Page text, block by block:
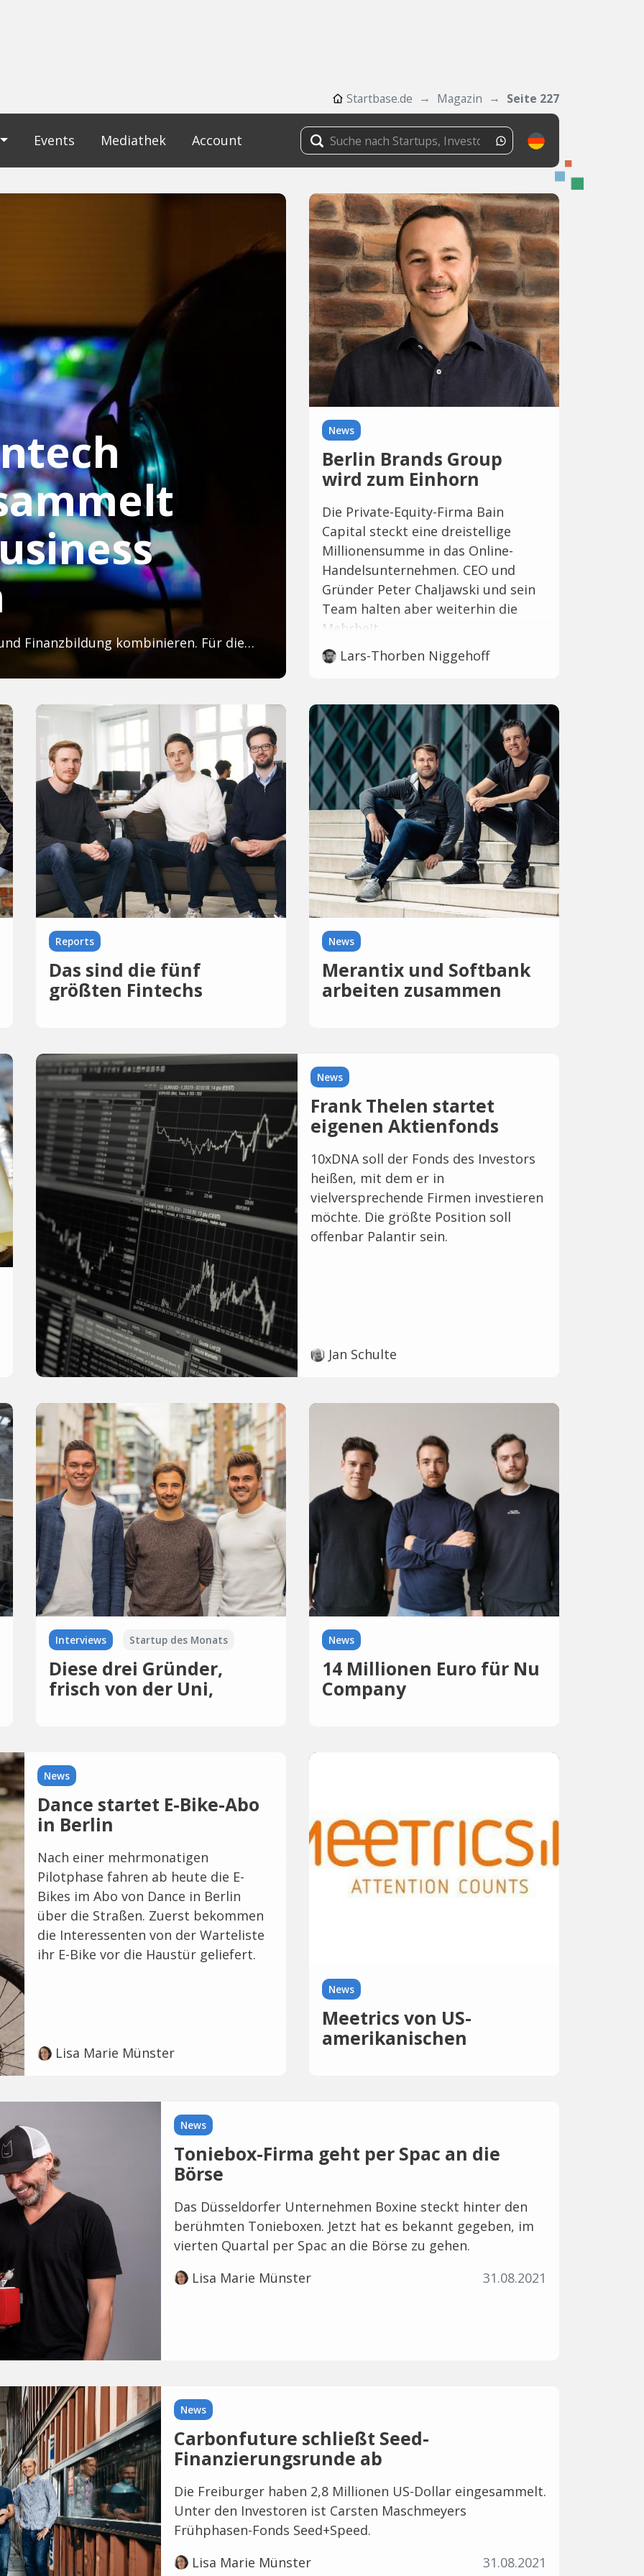
Startbase.de Magazin Seite 227
Events Mediathek Account
Die Münchner wollen Videospiele und Finanzbildung kombinieren. Für diese Idee bekommen sie nun Kapital aus der Gaming-Welt.
News
Berlin Brands Group
wird zum Einhorn
Die Private-Equity-Firma Bain
Capital steckt eine dreistellige
Millionensumme in das Online-
Handelsunternehmen. CEO und
Gründer Peter Chaljawski und sein
Team halten aber weiterhin die
Mehrheit.
Lars-Thorben Niggehoff
Reports
Das sind die fünf
größten Fintechs
News
Merantix und Softbank
arbeiten zusammen
News
Frank Thelen startet
eigenen Aktienfonds
10xDNA soll der Fonds des Investors
heißen, mit dem er in
vielversprechende Firmen investieren
möchte. Die größte Position soll
offenbar Palantir sein.
Jan Schulte
Interviews Startup des Monats
Diese drei Gründer,
frisch von der Uni,
News
14 Millionen Euro für Nu
Company
News
Dance startet E-Bike-Abo
in Berlin
Nach einer mehrmonatigen
Pilotphase fahren ab heute die E-
Bikes im Abo von Dance in Berlin
über die Straßen. Zuerst bekommen
die Interessenten von der Warteliste
ihr E-Bike vor die Haustür geliefert.
Lisa Marie Münster
News
Meetrics von US-
amerikanischen
News
Toniebox-Firma geht per Spac an die
Börse
Das Düsseldorfer Unternehmen Boxine steckt hinter den
berühmten Tonieboxen. Jetzt hat es bekannt gegeben, im
vierten Quartal per Spac an die Börse zu gehen.
Lisa Marie Münster
31.08.2021
News
Carbonfuture schließt Seed-
Finanzierungsrunde ab
Die Freiburger haben 2,8 Millionen US-Dollar eingesammelt.
Unter den Investoren ist Carsten Maschmeyers
Frühphasen-Fonds Seed+Speed.
Lisa Marie Münster
31.08.2021